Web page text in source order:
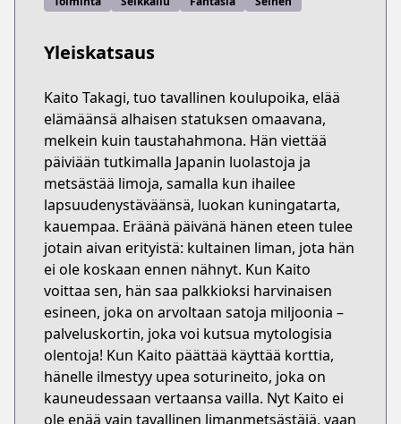
Yleiskatsaus
Kaito Takagi, tuo tavallinen koulupoika, elää
elämäänsä alhaisen statuksen omaavana,
melkein kuin taustahahmona. Hän viettää
päiviään tutkimalla Japanin luolastoja ja
metsästää limoja, samalla kun ihailee
lapsuudenystäväänsä, luokan kuningatarta,
kauempaa. Eräänä päivänä hänen eteen tulee
jotain aivan erityistä: kultainen liman, jota hän
ei ole koskaan ennen nähnyt. Kun Kaito
voittaa sen, hän saa palkkioksi harvinaisen
esineen, joka on arvoltaan satoja miljoonia –
palveluskortin, joka voi kutsua mytologisia
olentoja! Kun Kaito päättää käyttää korttia,
hänelle ilmestyy upea soturineito, joka on
kauneudessaan vertaansa vailla. Nyt Kaito ei
ole enää vain tavallinen limanmetsästäjä, vaan